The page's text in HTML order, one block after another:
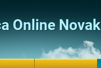
Online Novak